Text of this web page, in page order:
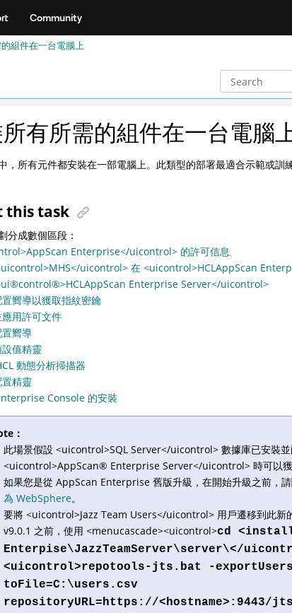
Community
組件在一台電腦上
有所需的組件在一台電腦
，所有元件都安裝在一部電腦上。此類型的部署最適合示範或訓
this task
分成數個區段：
Enterprise</uicontrol> 的許可信息
uicontrol> 在 <uicontrol>HCLAppScan
®control®>HCLAppScan Enterprise Server</uicontrol>
嚮導以獲取指紋密鑰
用許可文件
嚮導
值精靈
動態分析掃描器
精靈
Console 的安裝
：
此場景假設 <uicontrol>SQL Server</uicontrol> 數據庫已安裝
<uicontrol>AppScan® Enterprise Server</uicontrol> 時可以獲
如果您是從 AppScan Enterprise 舊版升級，在開始升級之前，
為 WebSphere。
要將 <uicontrol>Jazz Team Users</uicontrol> 用戶遷移到此新
v9.0.1 之前，使用 <menucascade><uicontrol>cd
Enterpise\JazzTeamServer\server\</
<uicontrol>repotools-jts.bat -exportUsers
toFile=C:\users.csv
repositoryURL=https://<hostname>:9443/